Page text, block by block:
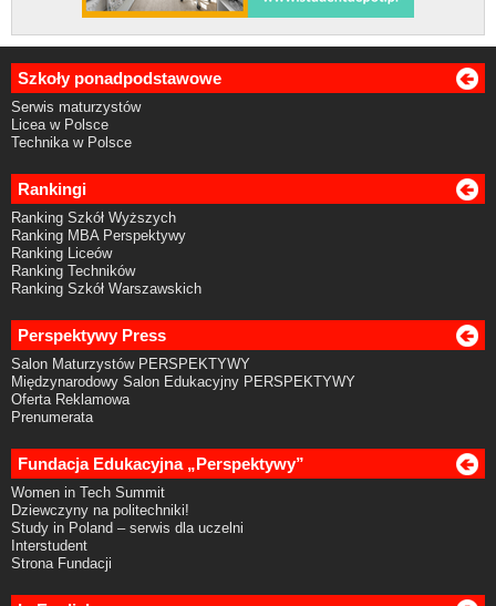
Szkoły ponadpodstawowe
Serwis maturzystów
Licea w Polsce
Technika w Polsce
Rankingi
Ranking Szkół Wyższych
Ranking MBA Perspektywy
Ranking Liceów
Ranking Techników
Ranking Szkół Warszawskich
Perspektywy Press
Salon Maturzystów PERSPEKTYWY
Międzynarodowy Salon Edukacyjny PERSPEKTYWY
Oferta Reklamowa
Prenumerata
Fundacja Edukacyjna „Perspektywy”
Women in Tech Summit
Dziewczyny na politechniki!
Study in Poland – serwis dla uczelni
Interstudent
Strona Fundacji